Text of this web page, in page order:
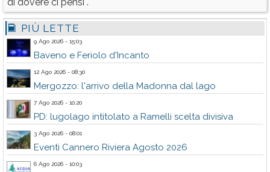
di dovere ci pensi .
PIÙ LETTE
9 Ago 2026 - 15:03
Baveno e Feriolo d'Incanto
12 Ago 2026 - 08:30
Mergozzo: l'arrivo della Madonna dal lago
7 Ago 2026 - 10:20
PD: lugolago intitolato a Ramelli scelta divisiva
3 Ago 2026 - 08:01
Eventi Cannero Riviera Agosto 2026
6 Ago 2026 - 10:03